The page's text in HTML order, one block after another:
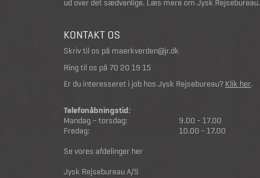
ud over det sædvanlige. Læs mere om Jysk Rejsebureau.
KONTAKT OS
Skriv til os på maerkverden@jr.dk
Ring til os på 70 20 19 15
Er du interesseret i job hos Jysk Rejsebureau? Klik her.
Telefonåbningstid:
Mandag – torsdag:
9.00 - 17.00
Fredag:
10.00 - 17.00
Se vores afdelinger her
Jysk Rejsebureau A/S